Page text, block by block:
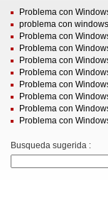
Problema con
problema con
Problema con
Problema con
Problema con
Problema con
Problema con
Problema con
Problema con
Problema con
Busqueda sugerida :